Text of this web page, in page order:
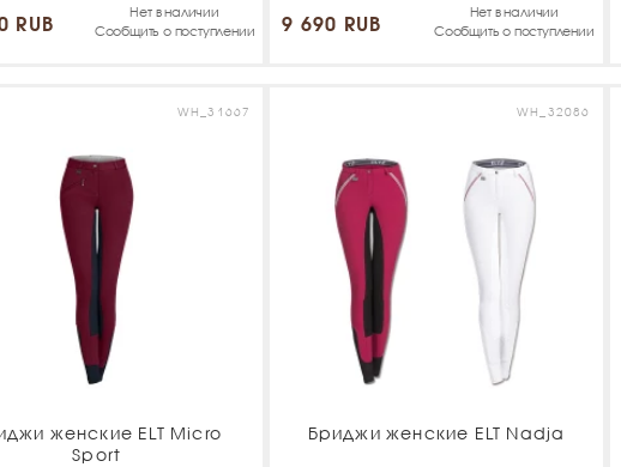
RUB
Нет в наличии
Сообщить о поступлении
9 690 RUB
Нет в наличии
Сообщить о поступлении
WH_31667
женские ELT Micro
Sport
WH_32086
Бриджи женские ELT Nadja